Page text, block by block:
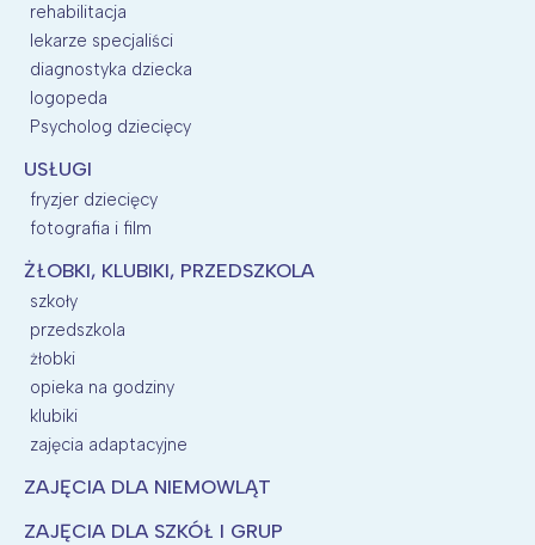
rehabilitacja
lekarze specjaliści
diagnostyka dziecka
logopeda
Psycholog dziecięcy
USŁUGI
fryzjer dziecięcy
fotografia i film
ŻŁOBKI, KLUBIKI, PRZEDSZKOLA
szkoły
przedszkola
żłobki
opieka na godziny
klubiki
zajęcia adaptacyjne
ZAJĘCIA DLA NIEMOWLĄT
ZAJĘCIA DLA SZKÓŁ I GRUP